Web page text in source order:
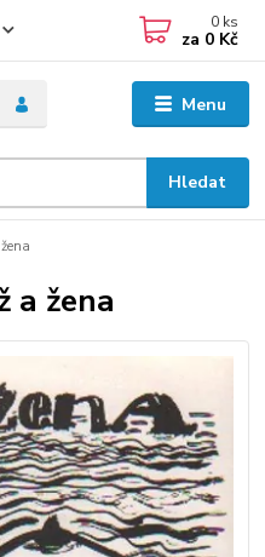
Menu
Hledat
0 ks
za 0 Kč
a žena